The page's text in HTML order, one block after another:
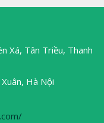
Xá, Tân Triều, Thanh
Hà Nội